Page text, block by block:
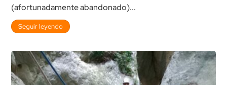
(afortunadamente abandonado)...
Seguir leyendo